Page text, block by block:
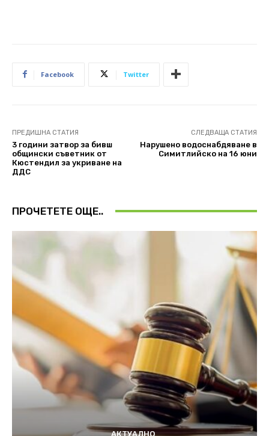
Facebook Twitter
ПРЕДИШНА СТАТИЯ
3 години затвор за бивш
общински съветник от
Кюстендил за укриване на
ДДС
СЛЕДВАЩА СТАТИЯ
Нарушено водоснабдяване в
Симитлийско на 16 юни
ПРОЧЕТЕТЕ ОЩЕ..
АКТУАЛНО